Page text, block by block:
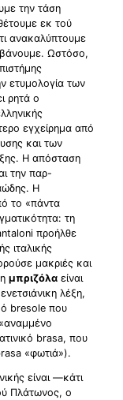
την τάση
εκ τού
ανακαλύπτουμε
Ωστόσο,
ετυμολογία των
ρητά ο
εγχείρημα από
και των
Η απόσταση
την παρ-
Η
το «πάντα
τη
προήλθε
ιταλικής
μακριές και
μπριζόλαείναι
λέξη,
bresole που
brasa, που
«φωτιά»).
είναι —κάτι
Πλάτωνος, ο